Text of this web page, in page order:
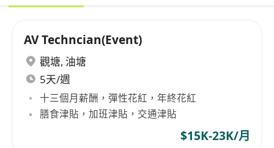
AV Techncian(Event)
觀塘, 油塘
5天/週
十三個月薪酬，彈性花紅，年終花紅
膳食津貼，加班津貼，交通津貼
$15K-23K/月